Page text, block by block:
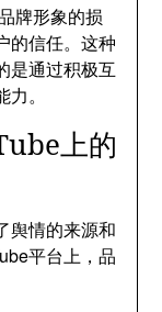
牌形象的损
的信任。这种
是通过积极互
。
上的
舆情的来源和
平台上，品